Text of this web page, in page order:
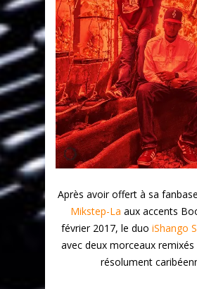
Après avoir offert à sa
Mikstep-La aux accents
février 2017, le duo iShango
avec deux morceaux remixés
résolument